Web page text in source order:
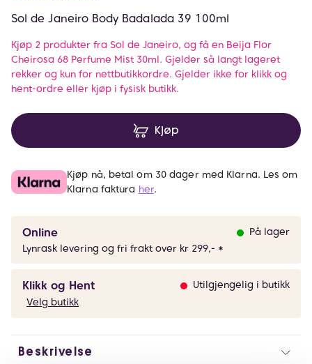
Sol de Janeiro Body Badalada 39 100ml
Kjøp 2 produkter fra Sol de Janeiro, og få en Beija Flor
Cheirosa 68 Perfume Mist 30ml. Gjelder så langt lageret
rekker og kun for nettbutikkordre. Gjelder ikke for klikk og
hent-ordre eller kjøp i fysisk butikk.
Kjøp
Kjøp nå, betal om 30 dager med Klarna. Les om
Klarna faktura her.
Online
På lager
Lynrask levering og fri frakt over kr 299,- *
Klikk og Hent
Utilgjengelig i butikk
Velg butikk
Beskrivelse